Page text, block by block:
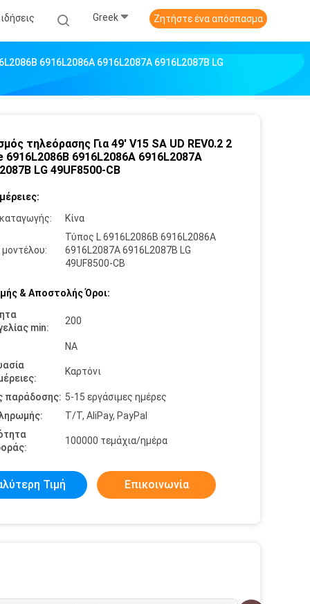
Greek Ζητήστε ένα απόσπασμα
6916L2086A 6916L2087A 6916L2087B LG
τηλεόρασης Για 49' V15 SA UD REV0.2 2
6916L2086B 6916L2086A 6916L2087A
LG 49UF8500-CB
Κίνα
Τύπος L 6916L2086B 6916L2086A
6916L2087A 6916L2087B LG
49UF8500-CB
& Αποστολής Όροι:
min:
200
NA
Καρτόνι
παράδοσης: 5-15 εργάσιμες ημέρες
T/T, AliPay, PayPal
100000 τεμάχια/ημέρα
Τιμή Επικοινωνία